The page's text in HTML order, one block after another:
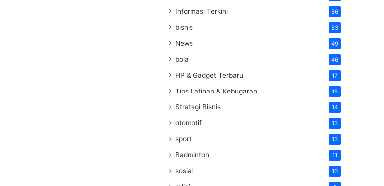
Informasi Terkini 56
bisnis 53
News 49
bola 46
HP & Gadget Terbaru 17
Tips Latihan & Kebugaran 15
Strategi Bisnis 14
otomotif 13
sport 13
Badminton 11
sosial 10